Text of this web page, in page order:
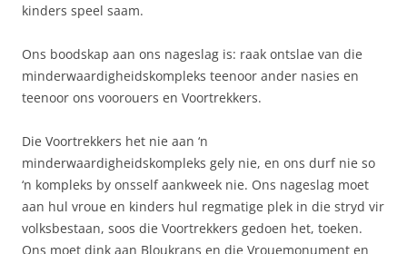
kinders speel saam.
Ons boodskap aan ons nageslag is: raak ontslae van die
minderwaardigheidskompleks teenoor ander nasies en
teenoor ons voorouers en Voortrekkers.
Die Voortrekkers het nie aan ‘n
minderwaardigheidskompleks gely nie, en ons durf nie so
‘n kompleks by onsself aankweek nie. Ons nageslag moet
aan hul vroue en kinders hul regmatige plek in die stryd vir
volksbestaan, soos die Voortrekkers gedoen het, toeken.
Ons moet dink aan Bloukrans en die Vrouemonument en